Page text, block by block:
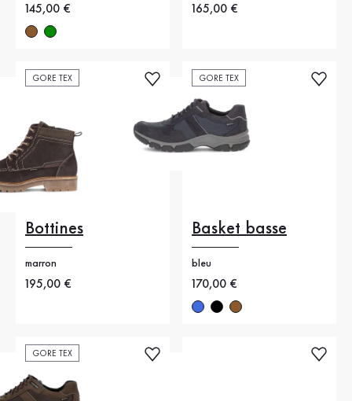
Nouveau prix
145,00 € Nouveau prix
165,00 €
GORE TEX
Bottines
marron
Nouveau prix
195,00 €
GORE TEX
Basket basse
bleu
Nouveau prix
170,00 €
GORE TEX